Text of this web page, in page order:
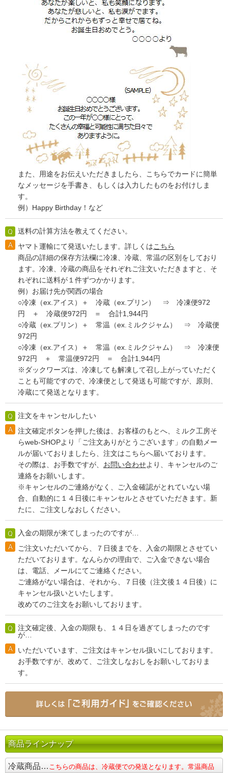
また、用途をお伝えいただきましたら、こちらでカードに簡単
なメッセージを手書き、もしくは入力したものをお付けしま
す。
例）Happy Birthday！など
送料の計算方法を教えてください。
ヤマト運輸にて発送いたします。詳しくはこちら
商品の詳細の保存方法欄に冷凍、冷蔵、常温の区別をしており
ます。冷凍、冷蔵の商品をそれぞれご注文いただきますと、そ
れぞれに送料が１件ずつかかります。
例）お届け先が関西の場合
○冷凍（ex.アイス）＋ 冷蔵（ex.プリン） ⇒ 冷凍便972
円 ＋ 冷蔵便972円 ＝ 合計1,944円
○冷蔵（ex.プリン）＋ 常温（ex.ミルクジャム） ⇒ 冷蔵便
972円
○冷凍（ex.アイス）＋ 常温（ex.ミルクジャム） ⇒ 冷凍便
972円 ＋ 常温便972円 ＝ 合計1,944円
※ダックワーズは、冷凍しても解凍して召し上がっていただく
ことも可能ですので、冷凍便として発送も可能ですが、原則、
冷蔵にて発送となります。
注文をキャンセルしたい
注文確定ボタンを押した後は、お客様のもとへ、ミルク工房そ
らweb-SHOPより「ご注文ありがとうございます」の自動メー
ルが届いておりましたら、注文はこちらへ届いております。
その際は、お手数ですが、 お問い合わせより、キャンセルのご
連絡をお願いします。
※キャンセルのご連絡がなく、ご入金確認がとれていない場
合、自動的に１４日後にキャンセルとさせていただきます。新
たに、ご注文しなおしください。
入金の期限が来てしまったのですが…
ご注文いただいてから、７日後までを、入金の期限とさせてい
ただいております。なんらかの理由で、ご入金できない場合
は、電話、メールにてご連絡ください。
ご連絡がない場合は、それから、７日後（注文後１４日後）に
キャンセル扱いといたします。
改めてのご注文をお願いしております。
注文確定後、入金の期限も、１４日を過ぎてしまったのです
が…
いただいています、ご注文はキャンセル扱いにしております。
お手数ですが、改めて、ご注文しなおしをお願いしておりま
す。
商品ラインナップ
冷蔵商品… こちらの商品は、冷蔵便での発送となります。常温商品